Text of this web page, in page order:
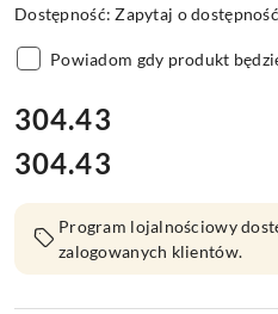
Dostępność:Zapytaj o dostępność
Powiadom gdy produkt
cena:
304.43
Cena:
304.43
Program lojalnościowy
zalogowanych klientów.